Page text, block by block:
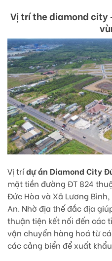
Vị trí thediamond city
Vị trídự án Diamond City
mặt tiền đường ĐT 824
Đức Hòa và Xã Lương
An. Nhờ địa thế đắc địa
thuận tiện kết nối đến các
vận chuyển hàng hoá từ
các cảng biển để xuất